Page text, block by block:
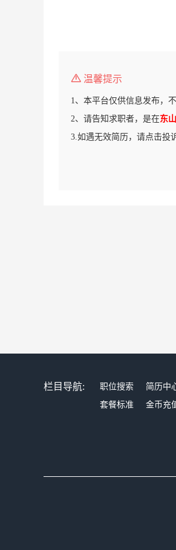
温馨提示
1、本平台仅供信息发布，
2、请告知求职者，是在东
3.如遇无效简历，请点击投
栏目导航: 职位搜索 简历中
套餐标准
金币充